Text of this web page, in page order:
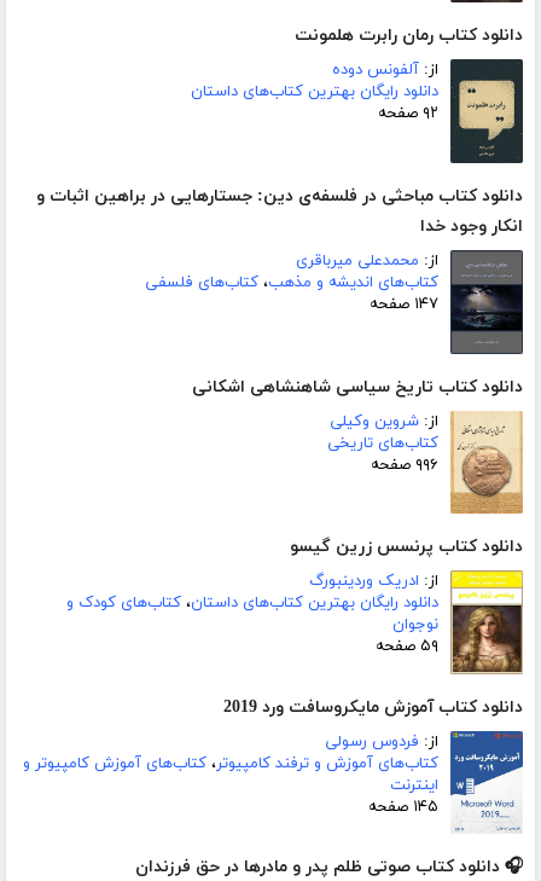
دانلود کتاب رمان رابرت هلمونت
از: آلفونس دوده
دانلود رایگان بهترین کتاب‌های داستان
۹۲ صفحه
دانلود کتاب مباحثی در فلسفه‌ی دین: جستارهایی در براهین اثبات و
انکار وجود خدا
از: محمدعلی میرباقری
کتاب‌های اندیشه و مذهب، کتاب‌های فلسفی
۱۴۷ صفحه
دانلود کتاب تاریخ سیاسی شاهنشاهی اشکانی
از: شروین وکیلی
کتاب‌های تاریخی
۹۹۶ صفحه
دانلود کتاب پرنسس زرین گیسو
از: ادریک وردینبورگ
دانلود رایگان بهترین کتاب‌های داستان، کتاب‌های کودک و
نوجوان
۵۹ صفحه
دانلود کتاب آموزش مایکروسافت ورد 2019
از: فردوس رسولی
کتاب‌های آموزش و ترفند کامپیوتر، کتاب‌های آموزش کامپیوتر و
اینترنت
۱۴۵ صفحه
🎧 دانلود کتاب صوتی ظلم پدر و مادرها در حق فرزندان